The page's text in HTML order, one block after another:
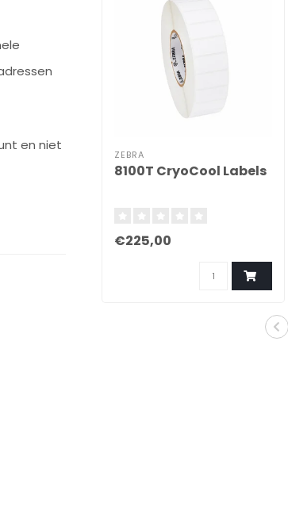
en niet
ZEBRA
8100T CryoCool Labels
€225,00